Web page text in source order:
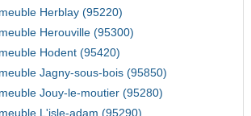
Herblay (95220)
Herouville (95300)
Hodent (95420)
Jagny-sous-bois (95850)
Jouy-le-moutier (95280)
L'isle-adam (95290)